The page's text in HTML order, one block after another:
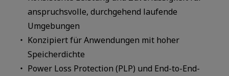
anspruchsvolle, durchgehend laufende
Umgebungen
Konzipiert für Anwendungen mit hoher
Speicherdichte
Power Loss Protection (PLP) und End-to-End-